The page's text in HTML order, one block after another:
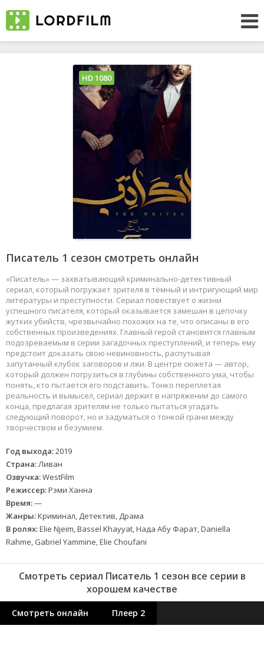
Писатель 1 сезон смотреть онлайн
«Писатель» — захватывающий криминально-детективный
сериал, который погружает зрителя в тёмный и интригующий мир
литературы и преступности. Сериал повествует о жизни
успешного писателя, который оказывается замешан в цепочку
жутких убийств, чрезвычайно похожих на те, что описаны в его
собственных произведениях. Главный герой становится главным
подозреваемым в серии загадочных преступлений, и теперь ему
предстоит доказать свою невиновность, распутывая
запутанный клубок заговоров и лжи. В центре сюжета — автор,
который должен погрузиться в глубины собственного ума, чтобы
понять, кто пытается его подставить. Тонко переплетая
реальность и вымысел, сериал держит в напряжении до самого
конца, предлагая зрителям не только пытаться угадать
следующий поворот, но и задуматься о тонкой грани между
творчеством и безумием.
Год выхода:2019
Страна:Ливан
Озвучка:WestFilm
Режиссер:Рэми Ханна
Время:—
Жанры:Криминал, Детектив, Драма
В ролях:Elie Njeim, Bassel Khayyat, Нада Абу Фарат, Daniella
Rahme, Gabriel Yammine, Elie Choufani
HD 1080
Смотреть сериал Писатель 1 сезон все серии в
хорошем качестве
Смотреть онлайн Плеер 2